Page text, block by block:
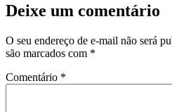
Deixe um comentário
O seu endereço de e-mail não será
são marcados com *
Comentário *